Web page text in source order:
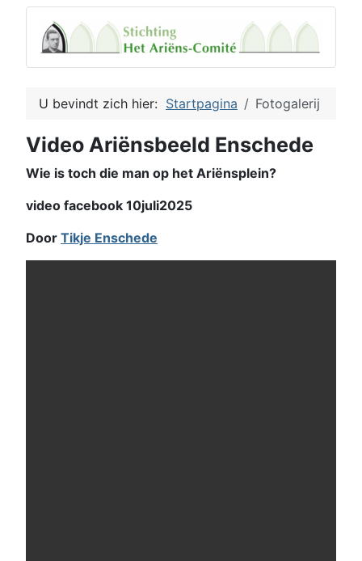
U bevindt zich hier: Startpagina Fotogalerij
Video Ariënsbeeld Enschede
Wie is toch die man op het Ariënsplein?
video facebook 10juli2025
Door Tikje Enschede